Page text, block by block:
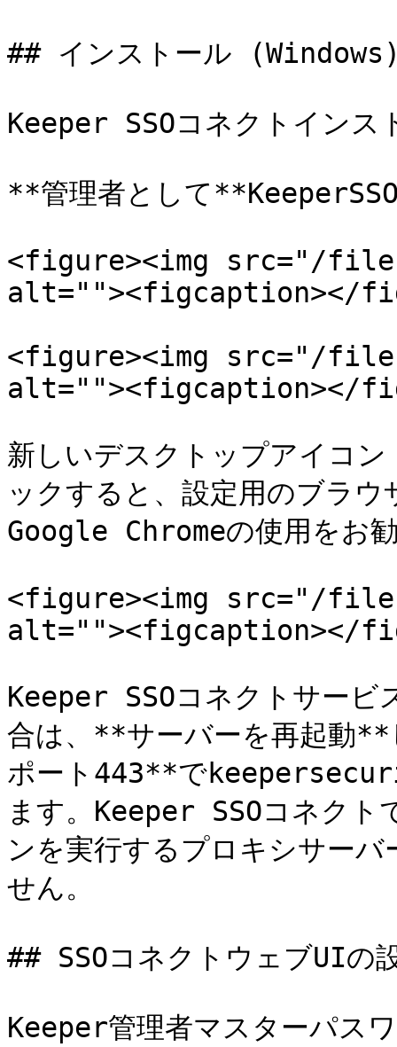
## インストール
Keeper SSOコネクトインス
**管理者として
<figure><img src="/files/
alt=""><figcaption></
<figure><img src="/files/
alt=""><figcaption></
新しいデスクトップアイコ
ックすると、設定用のブラ
Google Chromeの使用をお
<figure><img src="/files/
alt=""><figcaption></
Keeper SSOコネクトサービ
合は、**サーバーを再起動
ポート443**で
ます。Keeper SSOコネクト
ンを実行するプロキシサー
せん。
## SSOコネクトウェブUIの
Keeper管理者マスターパス